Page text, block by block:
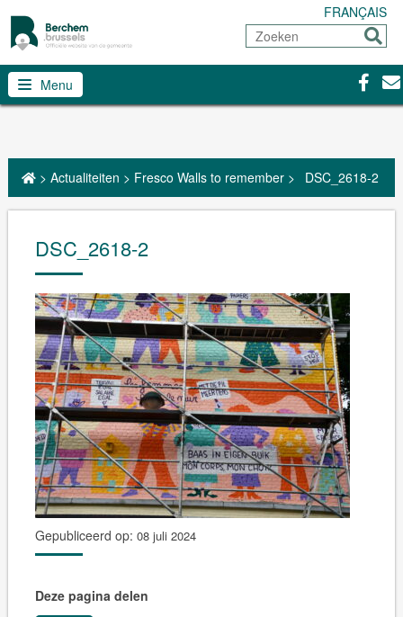
FRANÇAIS
Zoeken
Sturen
Menu
> Actualiteiten > Fresco Walls to remember> DSC_2618-2
DSC_2618-2
Gepubliceerd op: 08 juli 2024
Deze pagina delen